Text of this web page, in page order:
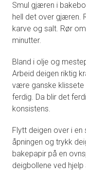
Smul gjæren i
hell det over gjæren.
karve og salt. Rør
minutter.
Bland i olje og
Arbeid deigen riktig
være ganske klissete
ferdig. Da blir det
konsistens.
Flytt deigen over i
åpningen og trykk
bakepapir på en
deigbollene ved